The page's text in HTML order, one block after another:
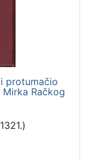
protumačio
Mirka Račkog